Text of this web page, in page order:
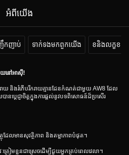
អំពីយើង
កញាប់ ទាក់ទងមកពួកយើង ខនិងលក្ខខណ្
យនៅអាស៊ី!
និងរំភើបរីករាយគ្មានដែនកំណត់ជាមួយ AW8 ដែល
ប្តេជ្ញាចិត្តក្នុងការផ្តល់នូវបទពិសោធន៍ដ៏ប្រសើរ
ស់។
ញ្ញវត្ថុដែលមានសុវត្ថិភាព និងតម្លាភាពបំផុត។
វៈត្រៀមខ្លួនជាស្រេចដើម្បីជួយអ្នកគ្រប់ពេលវេលា។